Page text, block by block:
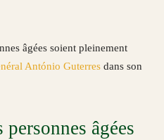
âgées soient pleinement
António Guterres dans son
âgées